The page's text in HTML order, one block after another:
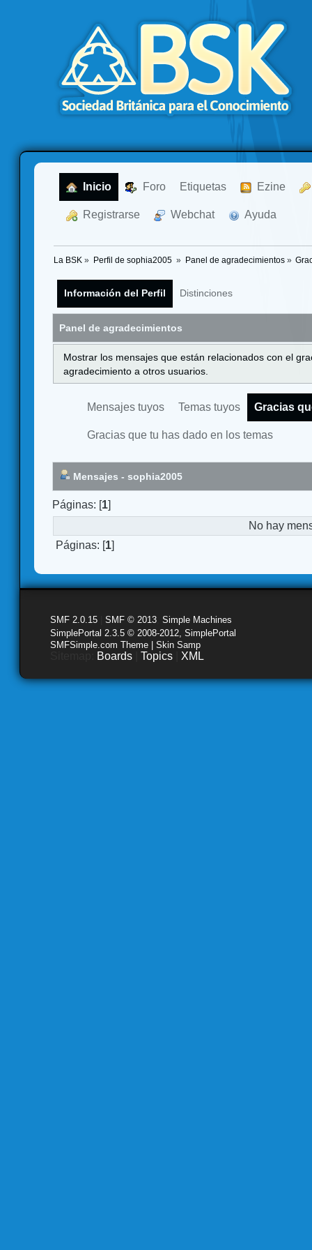
Inicio Foro Etiquetas Ezine
Registrarse Webchat Ayuda
La BSK » Perfil de sophia2005 » Panel de agradecimientos»
Información del Perfil Distinciones
Panel de agradecimientos
Mostrar los mensajes que están relacionados con el
agradecimiento a otros usuarios.
Mensajes tuyos Temas tuyos Gracias
Gracias que tu has dado en los temas
Mensajes - sophia2005
Páginas: [1]
No hay
Páginas: [1]
SMF 2.0.15 SMF © 2013 Simple Machines
SimplePortal 2.3.5 © 2008-2012, SimplePortal
SMFSimple.com Theme | Skin Samp
Boards Topics XML